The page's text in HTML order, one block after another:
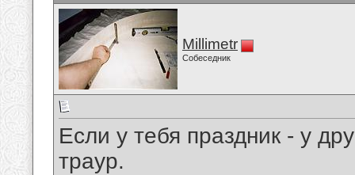
Millimetr
Собеседник
Если у тебя праздник - у
траур.